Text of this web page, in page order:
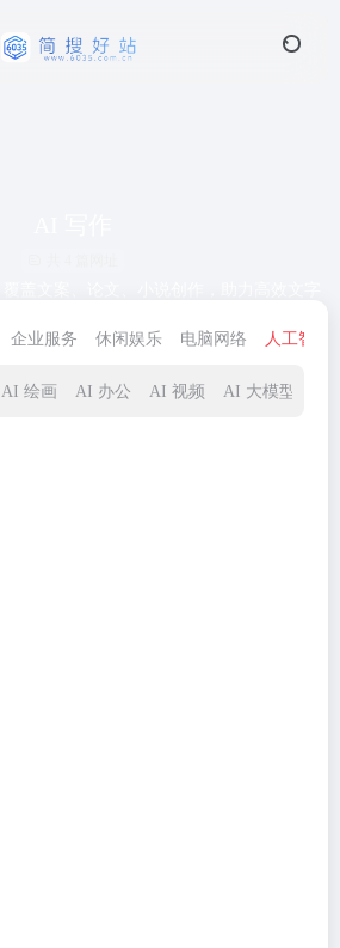
企业服务 休闲娱乐 电脑网络 人工智能
AI 绘画 AI 办公 AI 视频 AI 大模型